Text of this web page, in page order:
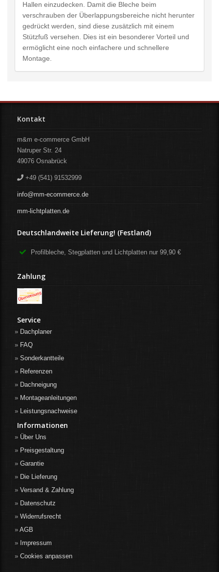
Hallen einzudecken. Damit die Bleche beim
verschrauben der Überlappungsbereiche nicht herunter
gedrückt werden, sind diese zusätzlich mit einem
Stützfuß versehen. Dies ist ein besonderer Vorteil und
ermöglicht eine noch einfachere und schnellere
Montage.
Kontakt
m&m e-commerce GmbH
Natruper Str. 24
49076 Osnabrück
+49 (541) 91532999
info@mm-ecommerce.de
mm-lichtplatten.de
Deutschlandweite Lieferung! (Festland)
Profilbleche, Stegplatten und Lichtplatten nur 99,90 €
Zahlung
Service
Dachplaner
FAQ
Sonderkantteile
Referenzen
Dachneigung
Montageanleitungen
Leistungsnachweise
Informationen
Über Uns
Preisgestaltung
Garantie
Die Lieferung
Versand & Zahlung
Datenschutz
Widerrufsrecht
AGB
Impressum
Cookies anpassen